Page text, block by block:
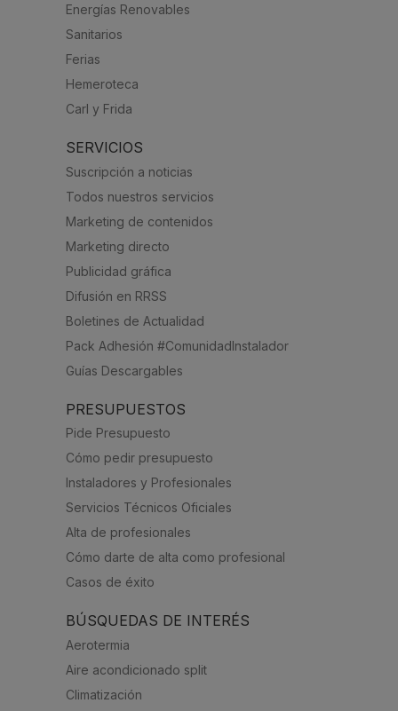
Energías Renovables
Sanitarios
Ferias
Hemeroteca
Carl y Frida
SERVICIOS
Suscripción a noticias
Todos nuestros servicios
Marketing de contenidos
Marketing directo
Publicidad gráfica
Difusión en RRSS
Boletines de Actualidad
Pack Adhesión #ComunidadInstalador
Guías Descargables
PRESUPUESTOS
Pide Presupuesto
Cómo pedir presupuesto
Instaladores y Profesionales
Servicios Técnicos Oficiales
Alta de profesionales
Cómo darte de alta como profesional
Casos de éxito
BÚSQUEDAS DE INTERÉS
Aerotermia
Aire acondicionado split
Climatización